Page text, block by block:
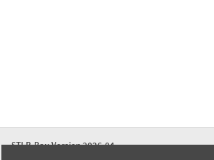
STLB-Bau Version 2026-04